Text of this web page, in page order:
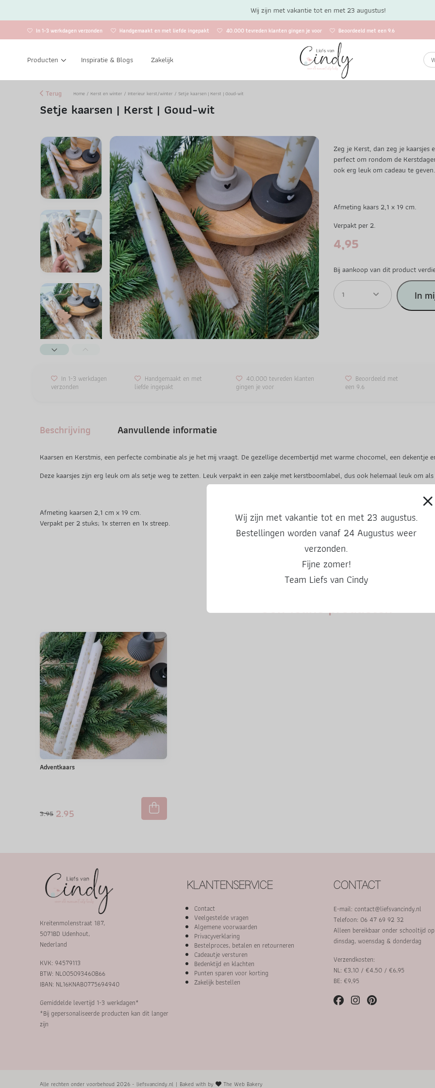
In 1-3 werkdagen verzonden Handgemaakt en met liefde ingepakt 40.000 tevreden klanten gingen je voor Beoordeeld met een 9.6
Producten Inspiratie & Blogs Zakelijk
Terug Home / Kerst en winter / Interieur kerst/winter / Setje kaarsen | Kerst | Goud-wit
Setje kaarsen | Kerst | Goud-wit
Zeg je Kerst, dan zeg je kaarsjes
perfect om rondom de
ook erg leuk om cadeau te geven.
Afmeting kaars 2,1 x 19 cm.
Verpakt per 2.
4,95
Bij aankoop van dit product
1 In
In 1-3 werkdagen
verzonden
Handgemaakt en met
liefde ingepakt
40.000 tevreden klanten
gingen je voor
Beoordeeld met
een 9.6
Beschrijving Aanvullende informatie
Kaarsen en Kerstmis, een perfecte combinatie als je het mij vraagt. De gezellige decembertijd met warme chocomel, een dekentje
Deze kaarsjes zijn erg leuk om als setje weg te zetten. Leuk verpakt in een zakje met kerstboomlabel, dus ook helemaal leuk om
Afmeting kaarsen 2,1 cm x 19 cm.
Verpakt per 2 stuks; 1x sterren en 1x streep.
Ook leuke producten
Adventkaars
3.95 2.95
Wij zijn met vakantie tot en met 23 augustus!
Wij zijn met vakantie tot en met 23 augustus.
Bestellingen worden vanaf 24 Augustus weer
verzonden.
Fijne zomer!
Team Liefs van Cindy
Kreitenmolenstraat 187,
5071BD Udenhout,
Nederland
KVK: 94579113
BTW: NL005093460B66
IBAN: NL16KNAB0775694940
Gemiddelde levertijd 1-3 werkdagen*
*Bij gepersonaliseerde producten kan dit langer
zijn
KLANTENSERVICE
Contact
Veelgestelde vragen
Algemene voorwaarden
Privacyverklaring
Bestelproces, betalen en retourneren
Cadeautje versturen
Bedenktijd en klachten
Punten sparen voor korting
Zakelijk bestellen
CONTACT
E-mail: contact@liefsvancindy.nl
Telefoon: 06 47 69 92 32
Alleen bereikbaar onder schooltijd
dinsdag, woensdag & donderdag
Verzendkosten:
NL: €3,10 / €4,50 / €6,95
BE: €9,95
Alle rechten onder voorbehoud 2026 - liefsvancindy.nl | Baked with by The Web Bakery